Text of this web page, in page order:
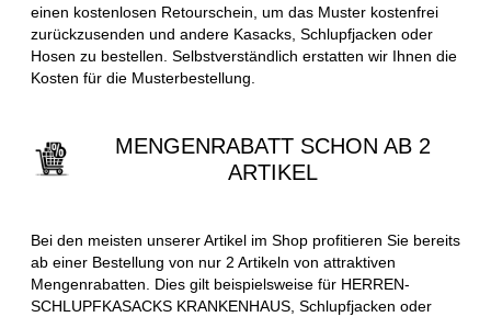
einen kostenlosen Retourschein, um das Muster kostenfrei
zurückzusenden und andere Kasacks, Schlupfjacken oder
Hosen zu bestellen. Selbstverständlich erstatten wir Ihnen die
Kosten für die Musterbestellung.
MENGENRABATT SCHON AB 2
ARTIKEL
Bei den meisten unserer Artikel im Shop profitieren Sie bereits
ab einer Bestellung von nur 2 Artikeln von attraktiven
Mengenrabatten. Dies gilt beispielsweise für HERREN-
SCHLUPFKASACKS KRANKENHAUS, Schlupfjacken oder